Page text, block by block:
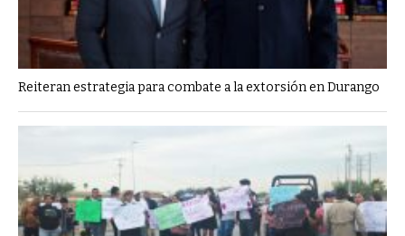
Reiteran estrategia para combate a la extorsión en Durango